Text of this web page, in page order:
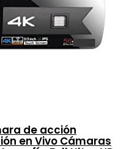
de acción
en Vivo Cámaras